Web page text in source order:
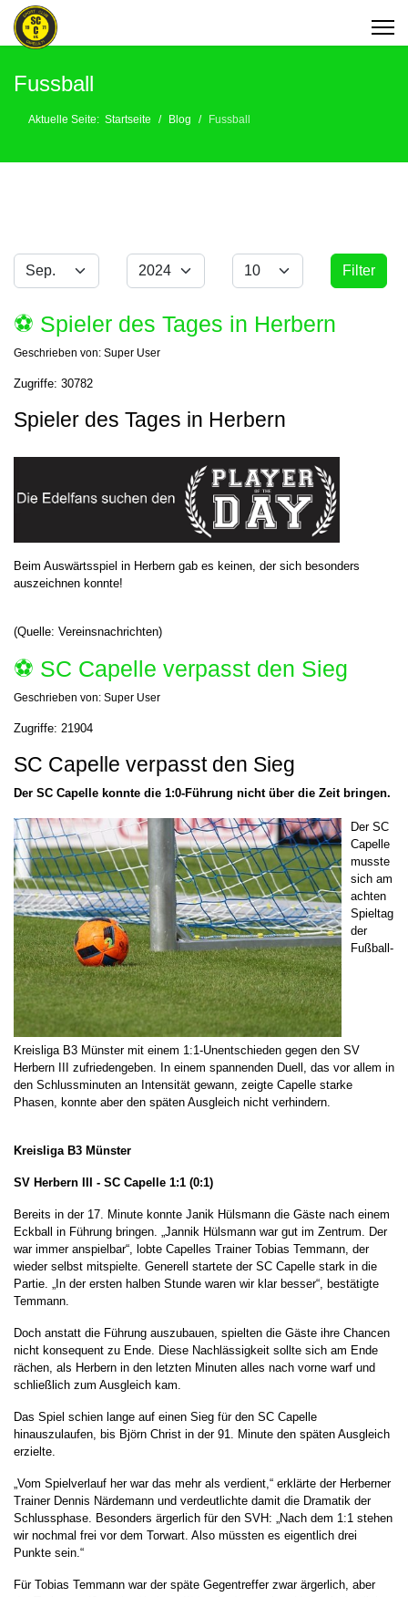
Fussball
Aktuelle Seite: Startseite Blog Fussball
Filter
Monat Jahr Anzeige #
Filter
⚽️ Spieler des Tages in Herbern
Geschrieben von: Super User
Zugriffe: 30782
Spieler des Tages in Herbern
Beim Auswärtsspiel in Herbern gab es keinen, der sich besonders
auszeichnen konnte!
(Quelle: Vereinsnachrichten)
⚽️ SC Capelle verpasst den Sieg
Geschrieben von: Super User
Zugriffe: 21904
SC Capelle verpasst den Sieg
Der SC Capelle konnte die 1:0-Führung nicht über die Zeit bringen.
Der SC
Capelle
musste
sich am
achten
Spieltag
der
Fußball-
Kreisliga B3 Münster mit einem 1:1-Unentschieden gegen den SV
Herbern III zufriedengeben. In einem spannenden Duell, das vor allem in
den Schlussminuten an Intensität gewann, zeigte Capelle starke
Phasen, konnte aber den späten Ausgleich nicht verhindern.
Kreisliga B3 Münster
SV Herbern III - SC Capelle 1:1 (0:1)
Bereits in der 17. Minute konnte Janik Hülsmann die Gäste nach einem
Eckball in Führung bringen. „Jannik Hülsmann war gut im Zentrum. Der
war immer anspielbar“, lobte Capelles Trainer Tobias Temmann, der
wieder selbst mitspielte. Generell startete der SC Capelle stark in die
Partie. „In der ersten halben Stunde waren wir klar besser“, bestätigte
Temmann.
Doch anstatt die Führung auszubauen, spielten die Gäste ihre Chancen
nicht konsequent zu Ende. Diese Nachlässigkeit sollte sich am Ende
rächen, als Herbern in den letzten Minuten alles nach vorne warf und
schließlich zum Ausgleich kam.
Das Spiel schien lange auf einen Sieg für den SC Capelle
hinauszulaufen, bis Björn Christ in der 91. Minute den späten Ausgleich
erzielte.
„Vom Spielverlauf her war das mehr als verdient,“ erklärte der Herberner
Trainer Dennis Närdemann und verdeutlichte damit die Dramatik der
Schlussphase. Besonders ärgerlich für den SVH: „Nach dem 1:1 stehen
wir nochmal frei vor dem Torwart. Also müssten es eigentlich drei
Punkte sein.“
Für Tobias Temmann war der späte Gegentreffer zwar ärgerlich, aber